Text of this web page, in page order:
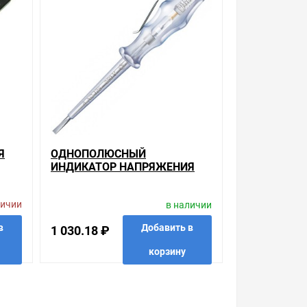
Есть поиск по позициям.
от давно зарекомендовавших себя
напряжения Klauke , можно получить в
двери. Это удобнее, чем объезжать
Российской Федерации «О защите прав
по тому, что мы продаем, узнать
ОДНОПОЛЮСНЫЙ
ИНДИКАТОР НАПРЯЖЕНИЯ
1 030.18 ₽
в наличии
Добавить в
корзину